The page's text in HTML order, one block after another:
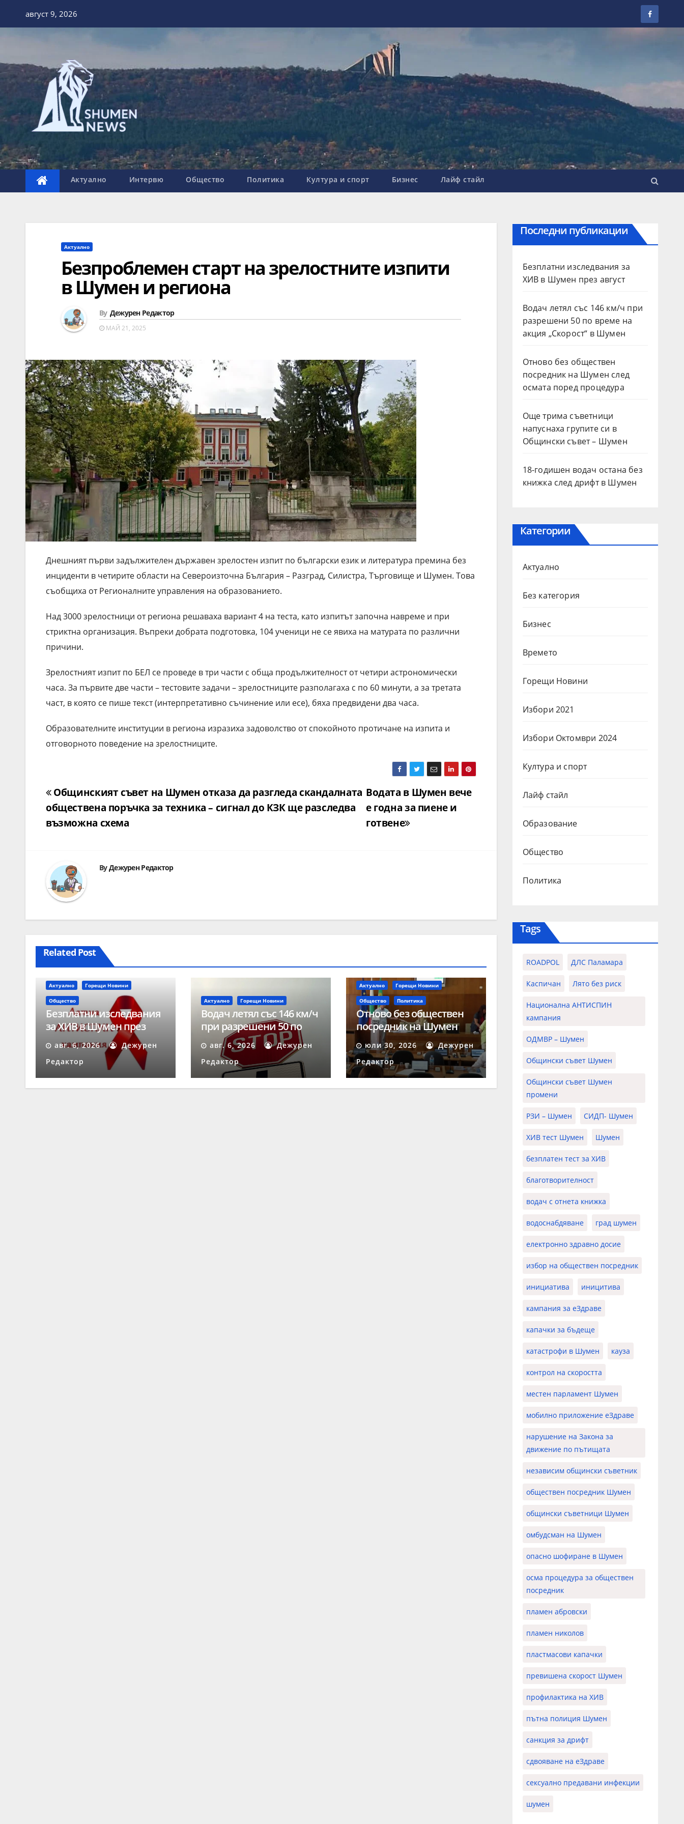
август 9, 2026
Актуално Интервю Общество Политика Култура и спорт Бизнес Лайф стайл
Актуално
Безпроблемен старт на зрелостните изпити
в Шумен и региона
By Дежурен Редактор
МАЙ 21, 2025
Днешният първи задължителен държавен зрелостен изпит по български език и литература премина без
инциденти в четирите области на Североизточна България – Разград, Силистра, Търговище и Шумен. Това
съобщиха от Регионалните управления на образованиетo.
Над 3000 зрелостници от региона решаваха вариант 4 на теста, като изпитът започна навреме и при
стриктна организация. Въпреки добрата подготовка, 104 ученици не се явиха на матурата по различни
причини.
Зрелостният изпит по БЕЛ се проведе в три части с обща продължителност от четири астрономически
часа. За първите две части – тестовите задачи – зрелостниците разполагаха с по 60 минути, а за третата
част, в която се пише текст (интерпретативно съчинение или есе), бяха предвидени два часа.
Образователните институции в региона изразиха задоволство от спокойното протичане на изпита и
отговорното поведение на зрелостниците.
Навигация
Водата в Шумен вече
е годна за пиене и
готвене
Общинският съвет на Шумен отказа да разгледа скандалната
обществена поръчка за техника – сигнал до КЗК ще разследва
възможна схема
ByДежурен Редактор
Related Post
Актуално Горещи Новини
Общество
Безплатни изследвания
за ХИВ в Шумен през
август
авг. 6, 2026
Дежурен
Редактор
Актуално Горещи Новини
Водач летял със 146 км/ч
при разрешени 50 по
време на акция
„Скорост“ в Шумен
авг. 6, 2026
Дежурен
Редактор
Актуално Горещи Новини
Общество Политика
Отново без обществен
посредник на Шумен
след осмата поред
процедура
юли 30, 2026
Дежурен
Редактор
Последни публикации
Безплатни изследвания за
ХИВ в Шумен през август
Водач летял със 146 км/ч при
разрешени 50 по време на
акция „Скорост“ в Шумен
Отново без обществен
посредник на Шумен след
осмата поред процедура
Още трима съветници
напуснаха групите си в
Общински съвет – Шумен
18-годишен водач остана без
книжка след дрифт в Шумен
Категории
Актуално
Без категория
Бизнес
Времето
Горещи Новини
Избори 2021
Избори Октомври 2024
Култура и спорт
Лайф стайл
Образование
Общество
Политика
Tags
ROADPOL ДЛС Паламара
Каспичан Лято без риск
Национална АНТИСПИН
кампания
ОДМВР – Шумен
Общински съвет Шумен
Общински съвет Шумен
промени
РЗИ – Шумен СИДП- Шумен
ХИВ тест Шумен Шумен
безплатен тест за ХИВ
благотворителност
водач с отнета книжка
водоснабдяване град шумен
електронно здравно досие
избор на обществен посредник
инициатива иницитива
кампания за еЗдраве
капачки за бъдеще
катастрофи в Шумен кауза
контрол на скоростта
местен парламент Шумен
мобилно приложение еЗдраве
нарушение на Закона за
движение по пътищата
независим общински съветник
обществен посредник Шумен
общински съветници Шумен
омбудсман на Шумен
опасно шофиране в Шумен
осма процедура за обществен
посредник
пламен абровски
пламен николов
пластмасови капачки
превишена скорост Шумен
профилактика на ХИВ
пътна полиция Шумен
санкция за дрифт
сдвояване на еЗдраве
сексуално предавани инфекции
шумен